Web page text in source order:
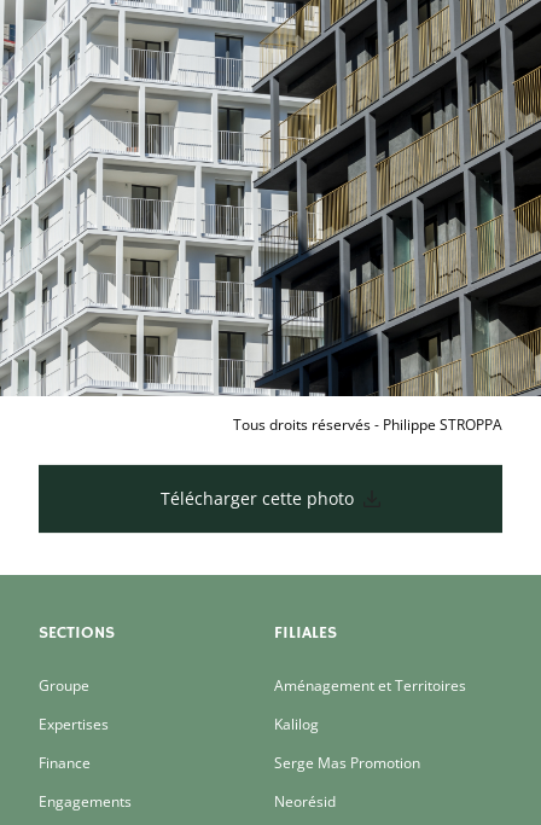
Tous droits réservés - Philippe STROPPA
Télécharger cette photo
SECTIONS
Groupe
Expertises
Finance
Engagements
FILIALES
Aménagement et Territoires
Kalilog
Serge Mas Promotion
Neorésid